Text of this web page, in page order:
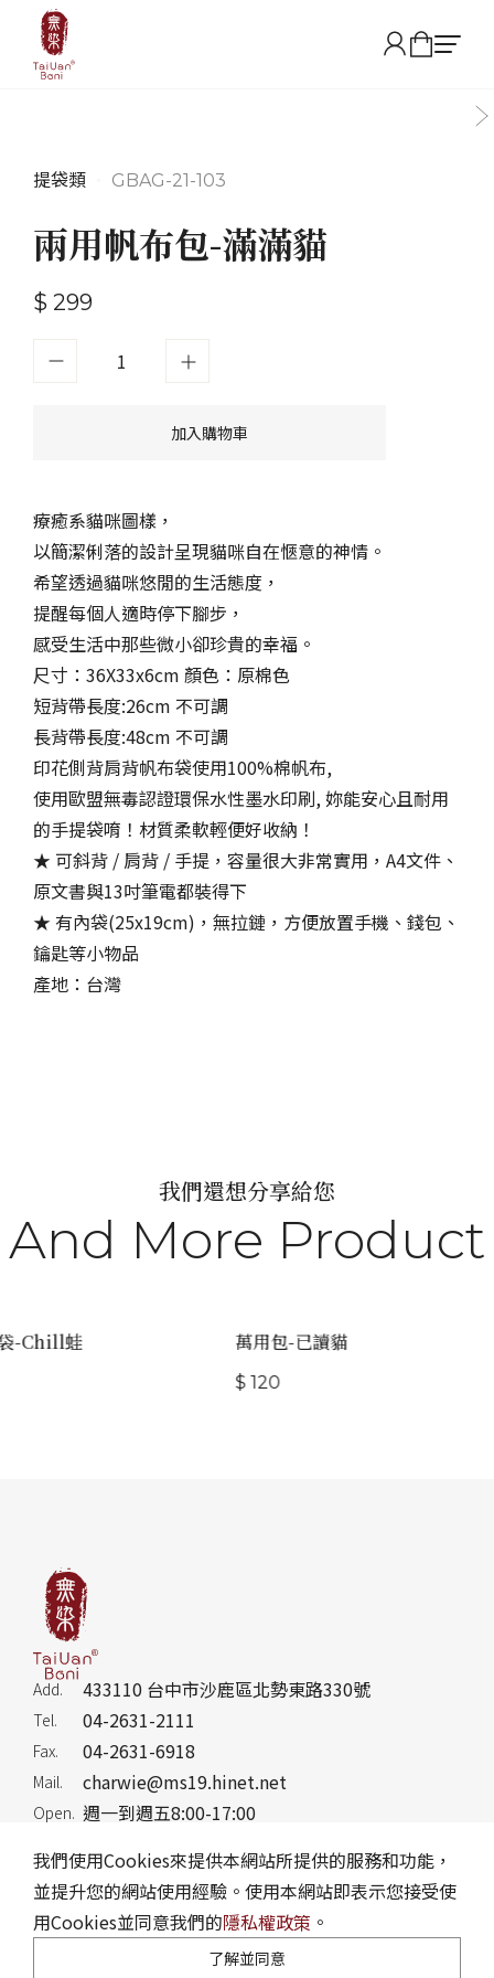
提袋類 GBAG-21-103
兩用帆布包-滿滿貓
$ 299
加入購物車
療癒系貓咪圖樣，
以簡潔俐落的設計呈現貓咪自在愜意的神情。
希望透過貓咪悠閒的生活態度，
提醒每個人適時停下腳步，
感受生活中那些微小卻珍貴的幸福。
尺寸：36X33x6cm 顏色：原棉色
短背帶長度:26cm 不可調
長背帶長度:48cm 不可調
印花側背肩背帆布袋使用100%棉帆布,
使用歐盟無毒認證環保水性墨水印刷, 妳能安心且耐用
的手提袋唷！材質柔軟輕便好收納！
★ 可斜背 / 肩背 / 手提，容量很大非常實用，A4文件、
原文書與13吋筆電都裝得下
★ 有內袋(25x19cm)，無拉鏈，方便放置手機、錢包、
鑰匙等小物品
產地：台灣
我們還想分享給您
And More Product
-Chill蛙 萬用包-已讀貓
$ 120
Add. 433110 台中市沙鹿區北勢東路330號
Tel. 04-2631-2111
Fax. 04-2631-6918
Mail. charwie@ms19.hinet.net
Open. 週一到週五8:00-17:00
隱私權政策訂購說明網站地圖Reader Version
我們使用Cookies來提供本網站所提供的服務和功能，
並提升您的網站使用經驗。使用本網站即表示您接受使
用Cookies並同意我們的隱私權政策 。
了解並同意